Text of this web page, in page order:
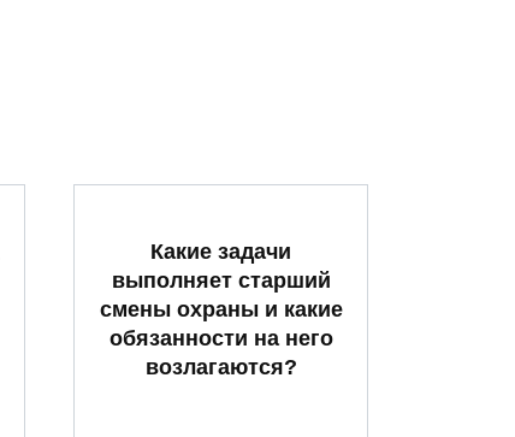
Какие задачи
выполняет старший
смены охраны и какие
обязанности на него
возлагаются?